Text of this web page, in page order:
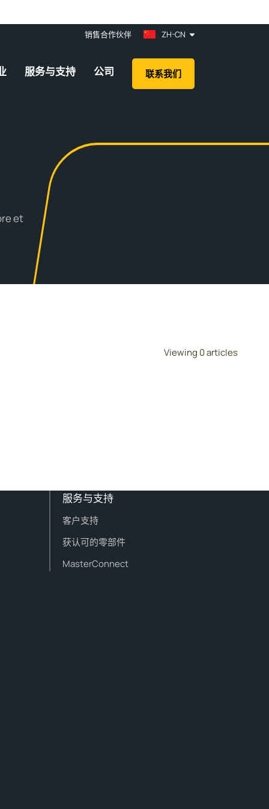
销售合作伙伴 ZH-CN
服务与支持 公司 联系我们
et
Viewing 0 articles
服务与支持
客户支持
获认可的零部件
MasterConnect